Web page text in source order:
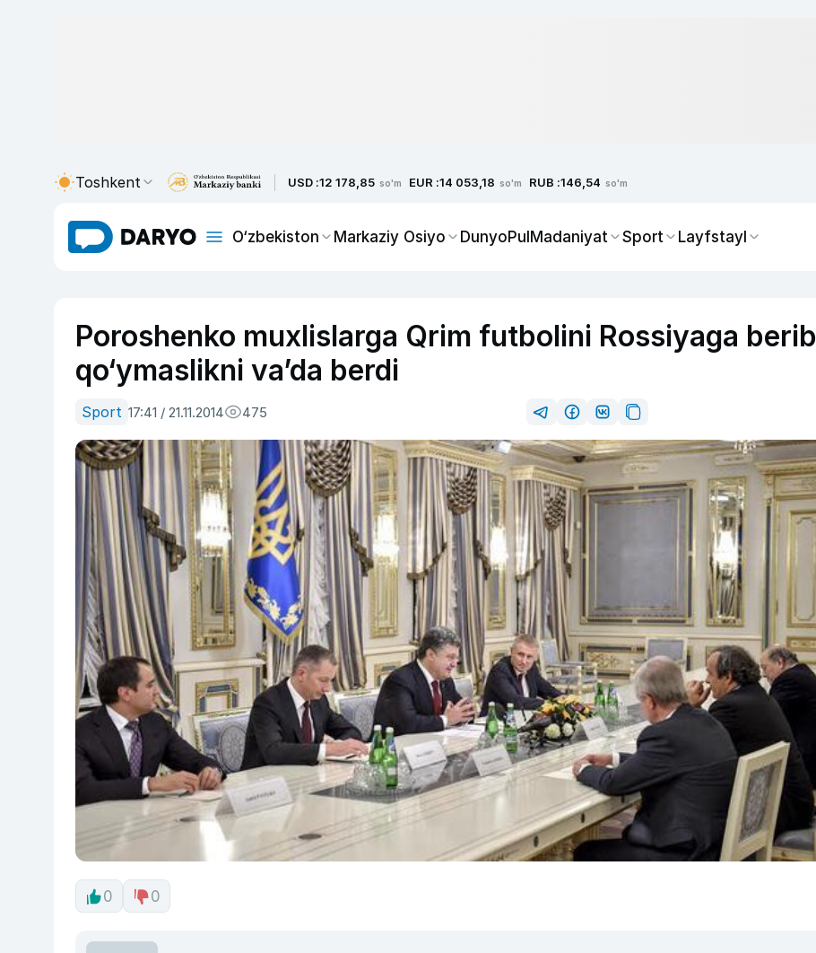
Toshkent USD :12 178,85 so'm EUR :14 053,18 so'm RUB :146,54 so'm
O‘zbekiston Markaziy Osiyo DunyoPulMadaniyat Sport Layfstayl
Poroshenko muxlislarga Qrim futbolini Rossiyaga berib
qo‘ymaslikni va’da berdi
Sport 17:41 / 21.11.2014 475
0 0